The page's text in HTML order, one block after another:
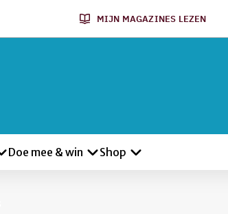
MIJN MAGAZINES LEZEN
Doe mee & win Shop